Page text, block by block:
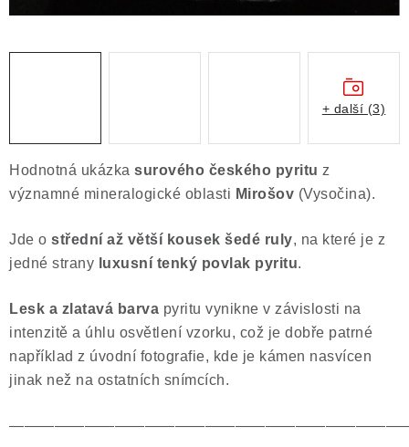
Výkup minerálů a drahých kamenů
Formulář pro odstoupení od smlouvy
Poučení o právu na odstoupení od smlouvy
Hodnotná ukázka surového českého pyritu z
významné mineralogické oblasti Mirošov (Vysočina).
Jde o střední až větší kousek šedé ruly, na které je z
jedné strany luxusní tenký povlak pyritu.
Lesk a zlatavá barva pyritu vynikne v závislosti na
intenzitě a úhlu osvětlení vzorku, což je dobře patrné
například z úvodní fotografie, kde je kámen nasvícen
jinak než na ostatních snímcích.
+ další (3)